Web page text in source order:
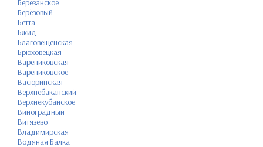
Березанское
Берёзовый
Бетта
Бжид
Благовещенская
Брюховецкая
Варениковская
Варениковское
Васюринская
Верхнебаканский
Верхнекубанское
Виноградный
Витязево
Владимирская
Водяная Балка